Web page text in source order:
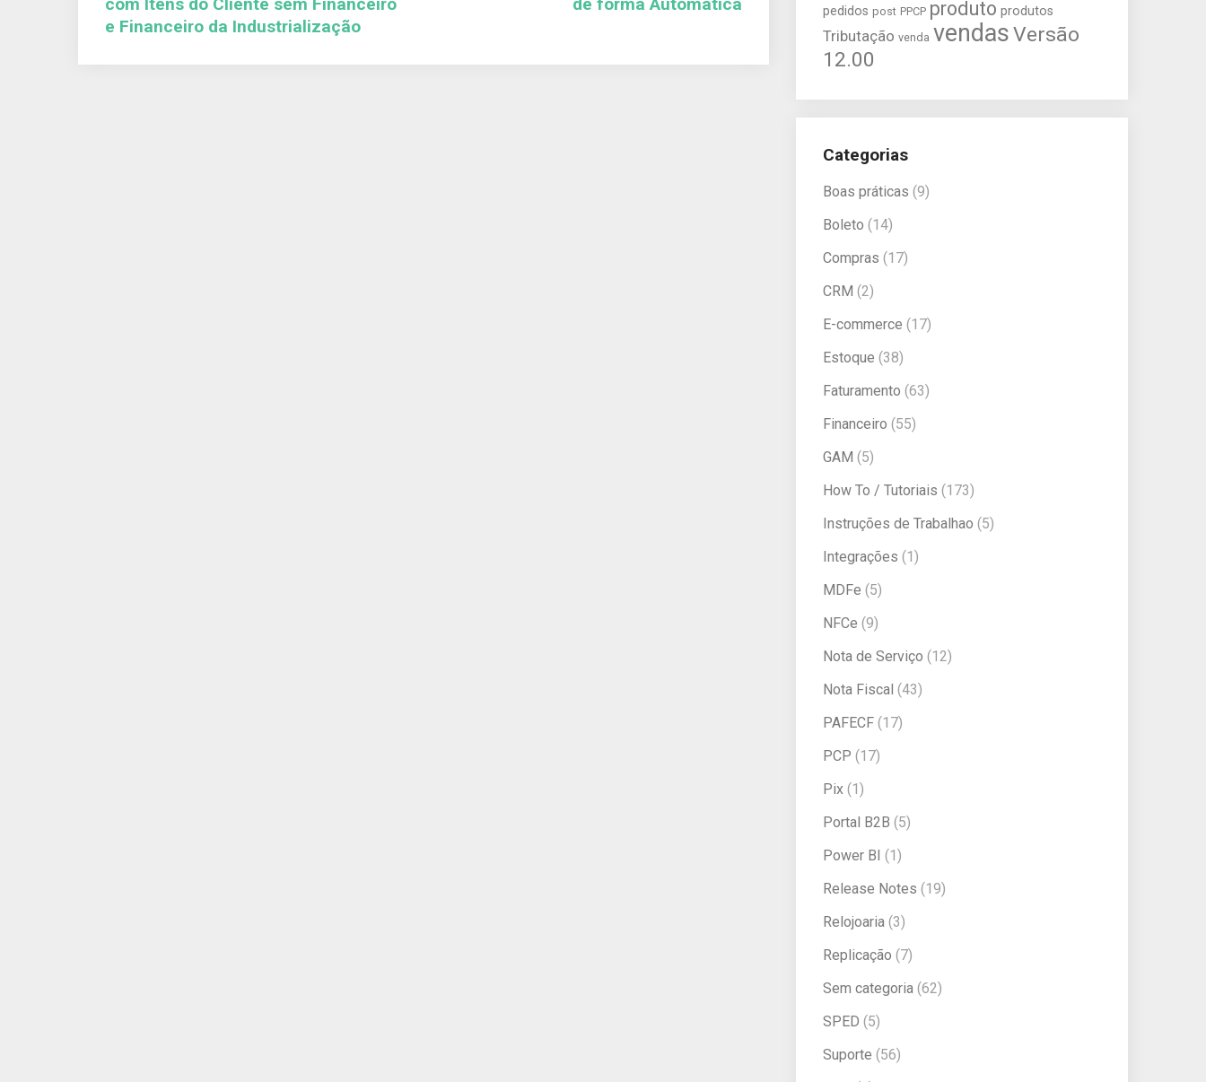
com Itens do Cliente sem Financeiro
e Financeiro da Industrialização
de forma Automática
pedidos post PPCP produto produtos
Tributação venda vendasVersão
12.00
Categorias
Boas práticas (9)
Boleto (14)
Compras (17)
CRM (2)
E-commerce (17)
Estoque (38)
Faturamento (63)
Financeiro (55)
GAM (5)
How To / Tutoriais (173)
Instruções de Trabalhao (5)
Integrações (1)
MDFe (5)
NFCe (9)
Nota de Serviço (12)
Nota Fiscal (43)
PAFECF (17)
PCP (17)
Pix (1)
Portal B2B (5)
Power BI (1)
Release Notes (19)
Relojoaria (3)
Replicação (7)
Sem categoria (62)
SPED (5)
Suporte (56)